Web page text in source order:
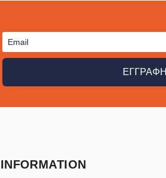
ΕΓΓΡΑΦΗ
INFORMATION